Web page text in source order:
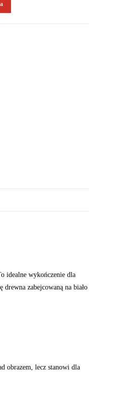
idealne wykończenie dla
zabejcowaną na biało
obrazem, lecz stanowi dla